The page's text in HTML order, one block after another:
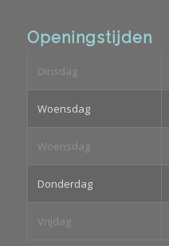
Openingstijden
Dinsdag
Woensdag
Woensdag
Donderdag
Vrijdag